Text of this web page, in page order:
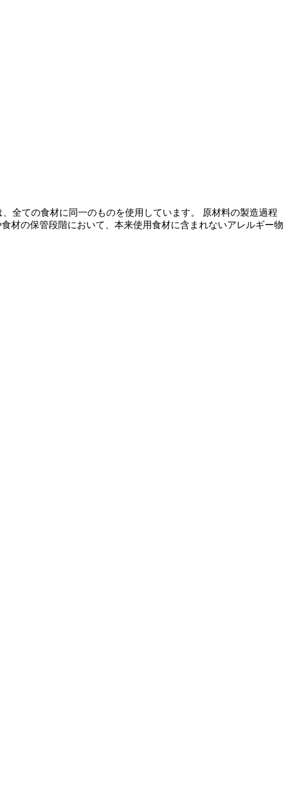
全ての食材に同一のものを使用しています。 原材料の製造過程
材の保管段階において、本来使用食材に含まれないアレルギー物